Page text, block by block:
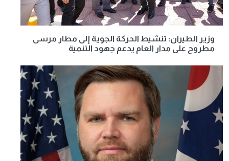
وزير الطيران: تنشيط الحركة الجوية إلى مطار مرسى
مطروح على مدار العام يدعم جهود التنمية